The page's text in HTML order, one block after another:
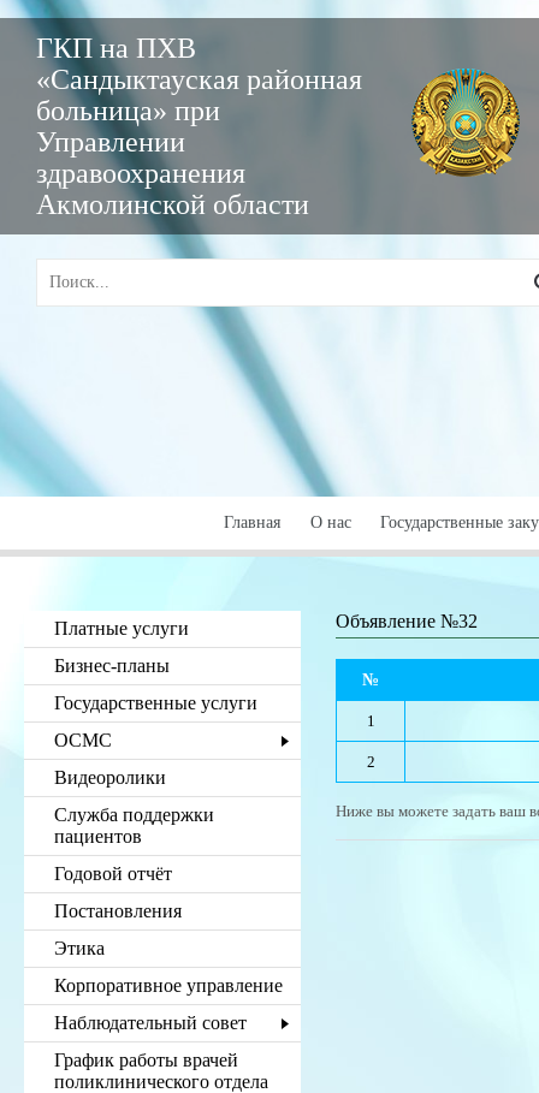
ГКП на ПХВ
«Сандыктауская районная
больница» при
Управлении
здравоохранения
Акмолинской области
Главная О нас Государственные
Платные услуги
Бизнес-планы
Государственные услуги
ОСМС
Видеоролики
Служба поддержки
пациентов
Годовой отчёт
Постановления
Этика
Корпоративное управление
Наблюдательный совет
График работы врачей
поликлинического отдела
Объявление №32
№
1
2
Ниже вы можете задать ваш